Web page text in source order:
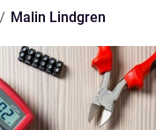
Malin Lindgren